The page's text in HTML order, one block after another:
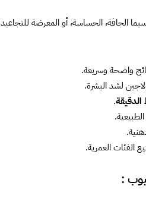
الجافة، الحساسة، أو المعرضة للتجاعيد
واضحة وسريعة.
لشد البشرة.
.
الفئات العمرية.
: